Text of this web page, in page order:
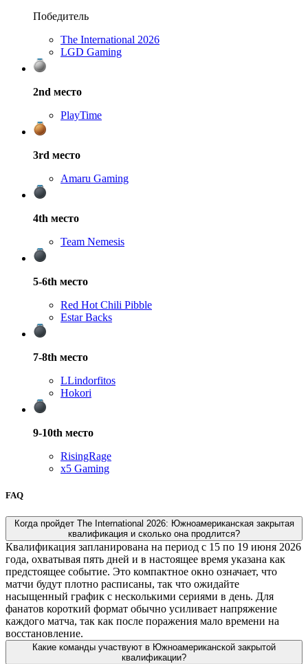
Победитель
The International 2026
LGD Gaming
2nd место
PlayTime
3rd место
Amaru Gaming
4th место
Team Nemesis
5-6th место
Red Hot Chili Pibble
Estar Backs
7-8th место
LLindorfitos
Hokori
9-10th место
RisingRage
x5 Gaming
FAQ
Когда пройдет The International 2026: Южноамериканская закрытая
квалификация и сколько она продлится?
Квалификация запланирована на период с 15 по 19 июня 2026
года, охватывая пять дней и в настоящее время указана как
предстоящее событие. Это компактное окно означает, что
матчи будут плотно расписаны, так что ожидайте
насыщенный график с несколькими сериями в день. Для
фанатов короткий формат обычно усиливает напряжение
каждого матча, так как после поражения мало времени на
восстановление.
Какие команды участвуют в Южноамериканской закрытой
квалификации?